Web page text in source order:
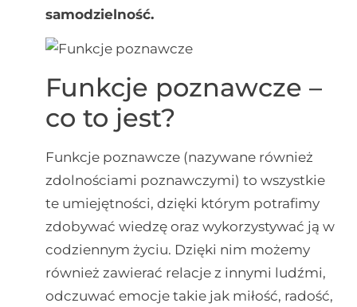
samodzielność.
Funkcje poznawcze –
co to jest?
Funkcje poznawcze (nazywane również
zdolnościami poznawczymi) to wszystkie
te umiejętności, dzięki którym potrafimy
zdobywać wiedzę oraz wykorzystywać ją w
codziennym życiu. Dzięki nim możemy
również zawierać relacje z innymi ludźmi,
odczuwać emocje takie jak miłość, radość,